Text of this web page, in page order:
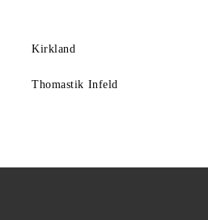
Kirkland
Thomastik Infeld